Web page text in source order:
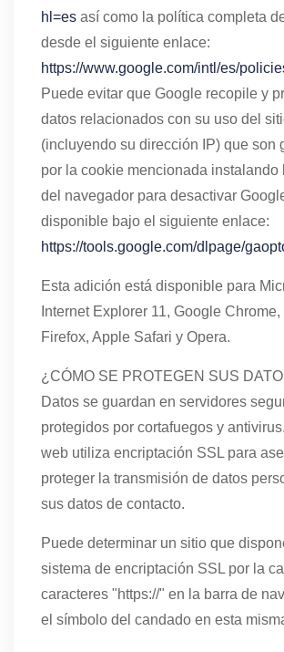
hl=es así como la política completa
desde el siguiente enlace:
https://www.google.com/intl/es/
Puede evitar que Google recopile y
datos relacionados con su uso del
(incluyendo su dirección IP) que son
por la cookie mencionada instalando
del navegador para desactivar
disponible bajo el siguiente enlace:
https://tools.google.com/dlpage/
Esta adición está disponible para
Internet Explorer 11, Google
Firefox, Apple Safari y Opera.
¿CÓMO SE PROTEGEN SUS
Datos se guardan en servidores
protegidos por cortafuegos y
web utiliza encriptación SSL para
proteger la transmisión de datos
sus datos de contacto.
Puede determinar un sitio que
sistema de encriptación SSL por la
caracteres "https://" en la barra de
el símbolo del candado en esta